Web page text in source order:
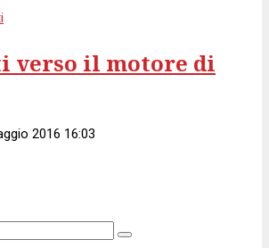
verso il motore di
2016 16:03